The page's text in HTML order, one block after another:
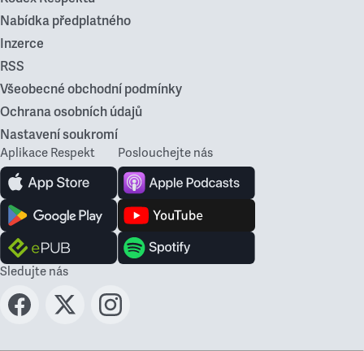
Nabídka předplatného
Inzerce
RSS
Všeobecné obchodní podmínky
Ochrana osobních údajů
Nastavení soukromí
Aplikace Respekt Poslouchejte nás
Sledujte nás